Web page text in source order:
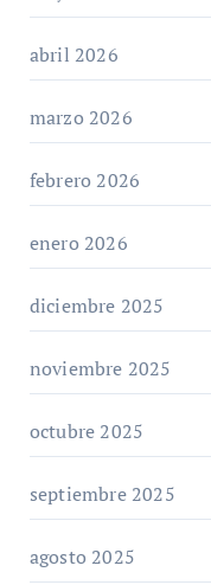
abril 2026
marzo 2026
febrero 2026
enero 2026
diciembre 2025
noviembre 2025
octubre 2025
septiembre 2025
agosto 2025